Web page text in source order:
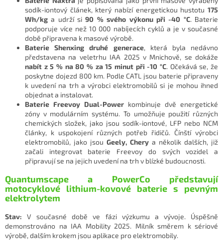
sodík-iontový článek, který nabízí energetickou hustotu 175
Wh/kg a udrží si90 % svého výkonu při -40 °C. Baterie
podporuje více než 10 000 nabíjecích cyklů a je v současné
době připravena k masové výrobě.
Baterie Shenxing druhé generace, která byla nedávno
představena na veletrhu IAA 2025 v Mnichově, se dokáže
nabít z 5 % na 80 % za 15 minut při -10 °C. Očekává se, že
poskytne dojezd 800 km. Podle CATL jsou baterie připraveny
k uvedení na trh a výrobci elektromobilů si je mohou ihned
objednat a instalovat.
Baterie Freevoy Dual-Power kombinuje dvě energetické
zóny v modulárním systému. To umožňuje použití různých
chemických složek, jako jsou sodík-iontové, LFP nebo NCM
články, k uspokojení různých potřeb řidičů. Čínští výrobci
elektromobilů, jako jsou Geely, Chery a několik dalších, již
začali integrovat baterie Freevoy do svých vozidel a
připravují se na jejich uvedení na trh v blízké budoucnosti.
Quantumscape a PowerCo představují
motocyklové lithium-kovové baterie s pevným
elektrolytem
Stav: V současné době ve fázi výzkumu a vývoje. Úspěšně
demonstrováno na IAA Mobility 2025. Milník směrem k sériové
výrobě, dalším krokem jsou aplikace pro elektromobily.